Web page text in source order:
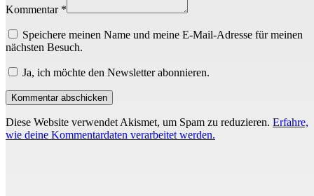
Kommentar *
Speichere meinen Name und meine E-Mail-Adresse für meinen
nächsten Besuch.
Ja, ich möchte den Newsletter abonnieren.
Diese Website verwendet Akismet, um Spam zu reduzieren. Erfahre,
wie deine Kommentardaten verarbeitet werden.